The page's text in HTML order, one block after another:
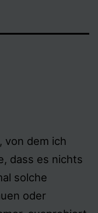
von dem ich
dass es nichts
solche
oder